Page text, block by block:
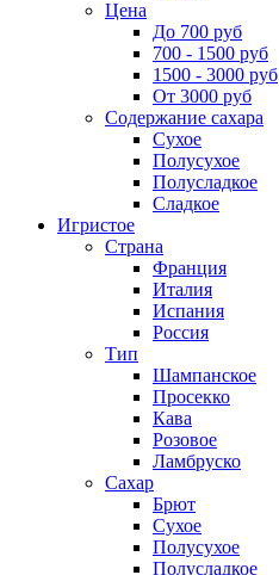
Цена
До 700 руб
700 - 1500 руб
1500 - 3000 руб
От 3000 руб
Содержание сахара
Сухое
Полусухое
Полусладкое
Сладкое
Игристое
Страна
Франция
Италия
Испания
Россия
Тип
Шампанское
Просекко
Кава
Розовое
Ламбруско
Сахар
Брют
Сухое
Полусухое
Полусладкое